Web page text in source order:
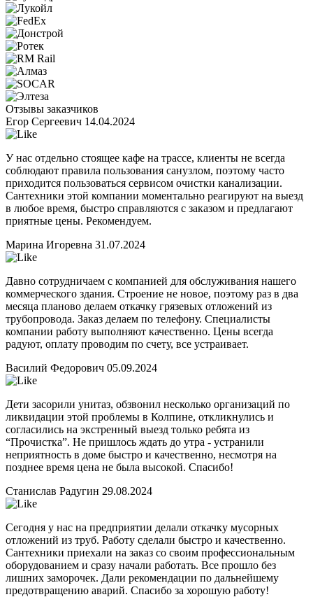
Отзывы заказчиков
Егор Сергеевич 14.04.2024
У нас отдельно стоящее кафе на трассе, клиенты не всегда
соблюдают правила пользования санузлом, поэтому часто
приходится пользоваться сервисом очистки канализации.
Сантехники этой компании моментально реагируют на выезд
в любое время, быстро справляются с заказом и предлагают
приятные цены. Рекомендуем.
Марина Игоревна 31.07.2024
Давно сотрудничаем с компанией для обслуживания нашего
коммерческого здания. Строение не новое, поэтому раз в два
месяца планово делаем откачку грязевых отложений из
трубопровода. Заказ делаем по телефону. Специалисты
компании работу выполняют качественно. Цены всегда
радуют, оплату проводим по счету, все устраивает.
Василий Федорович 05.09.2024
Дети засорили унитаз, обзвонил несколько организаций по
ликвидации этой проблемы в Колпине, откликнулись и
согласились на экстренный выезд только ребята из
“Прочистка”. Не пришлось ждать до утра - устранили
неприятность в доме быстро и качественно, несмотря на
позднее время цена не была высокой. Спасибо!
Станислав Радугин 29.08.2024
Сегодня у нас на предприятии делали откачку мусорных
отложений из труб. Работу сделали быстро и качественно.
Сантехники приехали на заказ со своим профессиональным
оборудованием и сразу начали работать. Все прошло без
лишних заморочек. Дали рекомендации по дальнейшему
предотвращению аварий. Спасибо за хорошую работу!